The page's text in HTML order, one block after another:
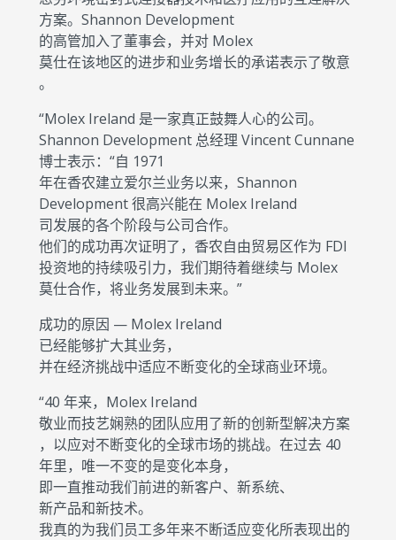
方案。Shannon Development
的高管加入了董事会，并对 Molex
莫仕在该地区的进步和业务增长的承诺表示了敬意
。
“Molex Ireland 是一家真正鼓舞人心的公司。
Shannon Development 总经理 Vincent Cunnane
博士表示：“自 1971
年在香农建立爱尔兰业务以来，Shannon
Development 很高兴能在 Molex Ireland
司发展的各个阶段与公司合作。
他们的成功再次证明了，香农自由贸易区作为 FDI
投资地的持续吸引力，我们期待着继续与 Molex
莫仕合作，将业务发展到未来。”
成功的原因 — Molex Ireland
已经能够扩大其业务，
并在经济挑战中适应不断变化的全球商业环境。
“40 年来，Molex Ireland
敬业而技艺娴熟的团队应用了新的创新型解决方案
，以应对不断变化的全球市场的挑战。在过去 40
年里，唯一不变的是变化本身，
即一直推动我们前进的新客户、新系统、
新产品和新技术。
我真的为我们员工多年来不断适应变化所表现出的